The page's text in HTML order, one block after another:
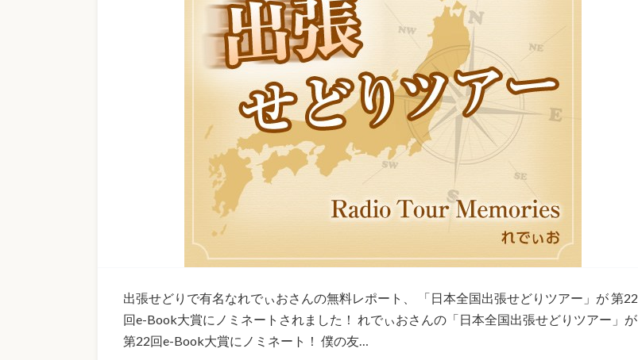
出張せどりで有名なれでぃおさんの無料レポート、 「日本全国出張せどりツアー」が 第22
回e-Book大賞にノミネートされました！ れでぃおさんの「日本全国出張せどりツアー」が
第22回e-Book大賞にノミネート！ 僕の友…